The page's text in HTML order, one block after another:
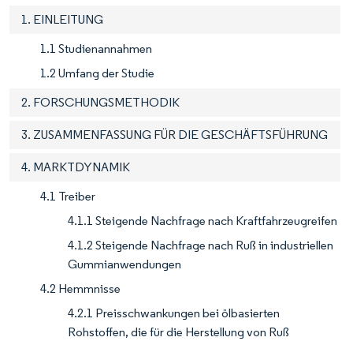
1. EINLEITUNG
1.1 Studienannahmen
1.2 Umfang der Studie
2. FORSCHUNGSMETHODIK
3. ZUSAMMENFASSUNG FÜR DIE GESCHÄFTSFÜHRUNG
4. MARKTDYNAMIK
4.1 Treiber
4.1.1 Steigende Nachfrage nach Kraftfahrzeugreifen
4.1.2 Steigende Nachfrage nach Ruß in industriellen
Gummianwendungen
4.2 Hemmnisse
4.2.1 Preisschwankungen bei ölbasierten
Rohstoffen, die für die Herstellung von Ruß